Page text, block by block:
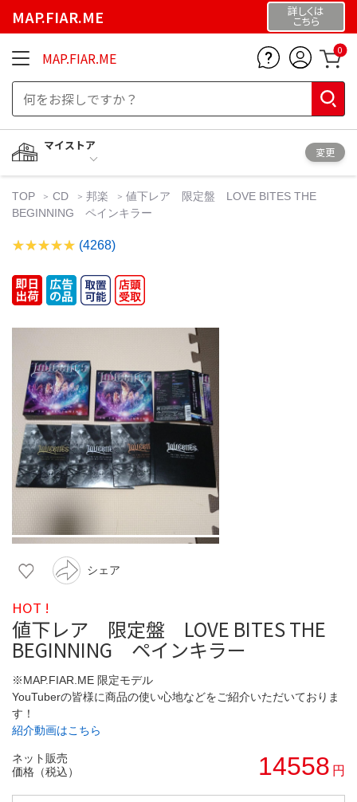
MAP.FIAR.ME 詳しくは
こちら
MAP.FIAR.ME 0
マイストア
変更
TOP CD 邦楽
値下レア 限定盤 LOVE BITES THE
BEGINNING ペインキラー
(4268)
シェア
HOT !
値下レア 限定盤 LOVE BITES THE
BEGINNING ペインキラー
※MAP.FIAR.ME 限定モデル
YouTuberの皆様に商品の使い心地などをご紹介いただいておりま
す！
紹介動画はこちら
ネット販売
価格（税込）
14558 円